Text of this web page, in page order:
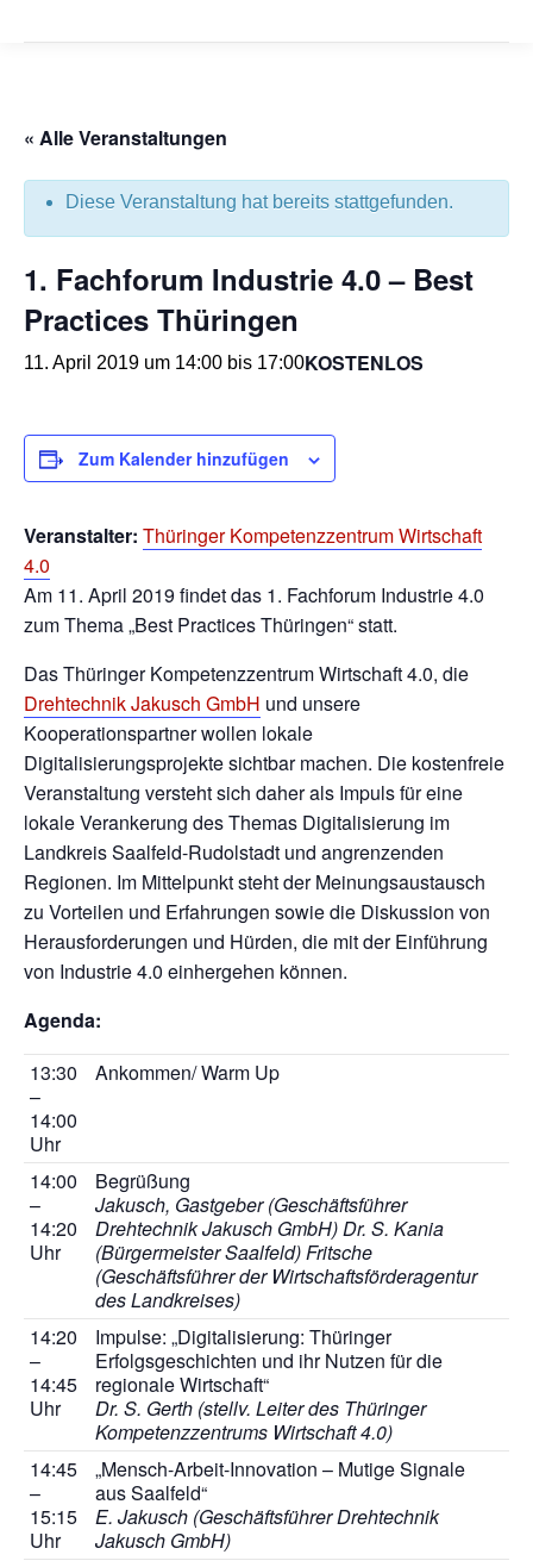
« Alle Veranstaltungen
Diese Veranstaltung hat bereits stattgefunden.
1. Fachforum Industrie 4.0 – Best
Practices Thüringen
11. April 2019 um 14:00 bis 17:00KOSTENLOS
Veranstalter: Thüringer Kompetenzzentrum Wirtschaft
4.0
Am 11. April 2019 findet das 1. Fachforum Industrie 4.0
zum Thema „Best Practices Thüringen“ statt.
Das Thüringer Kompetenzzentrum Wirtschaft 4.0, die
Drehtechnik Jakusch GmbH und unsere
Kooperationspartner wollen lokale
Digitalisierungsprojekte sichtbar machen. Die kostenfreie
Veranstaltung versteht sich daher als Impuls für eine
lokale Verankerung des Themas Digitalisierung im
Landkreis Saalfeld-Rudolstadt und angrenzenden
Regionen. Im Mittelpunkt steht der Meinungsaustausch
zu Vorteilen und Erfahrungen sowie die Diskussion von
Herausforderungen und Hürden, die mit der Einführung
von Industrie 4.0 einhergehen können.
Agenda:
13:30
–
14:00
Uhr
Ankommen/ Warm Up
14:00
–
14:20
Uhr
Begrüßung
Jakusch, Gastgeber (Geschäftsführer
Drehtechnik Jakusch GmbH) Dr. S. Kania
(Bürgermeister Saalfeld) Fritsche
(Geschäftsführer der Wirtschaftsförderagentur
des Landkreises)
14:20
–
14:45
Uhr
Impulse: „Digitalisierung: Thüringer
Erfolgsgeschichten und ihr Nutzen für die
regionale Wirtschaft“
Dr. S. Gerth (stellv. Leiter des Thüringer
Kompetenzzentrums Wirtschaft 4.0)
14:45
–
15:15
Uhr
„Mensch-Arbeit-Innovation – Mutige Signale
aus Saalfeld“
E. Jakusch (Geschäftsführer Drehtechnik
Jakusch GmbH)
Zum Kalender hinzufügen